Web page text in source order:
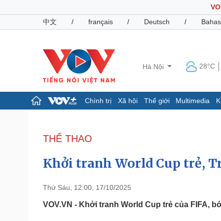
中文
/ français / Deutsch /
Hà Nội 28°C
Chính trị Xã hội Thế giới Multimedia
Đảng
Tổ chức nhân sự
Quốc hội
Nhận diện sự thật
Dấu ấn VOV
Pháp luật
Quân sự - Quốc phòng
THỂ THAO
Khởi tranh World Cup trẻ,
Thứ Sáu, 12:00, 17/10/2025
VOV.VN - Khởi tranh World Cup trẻ của FIFA,